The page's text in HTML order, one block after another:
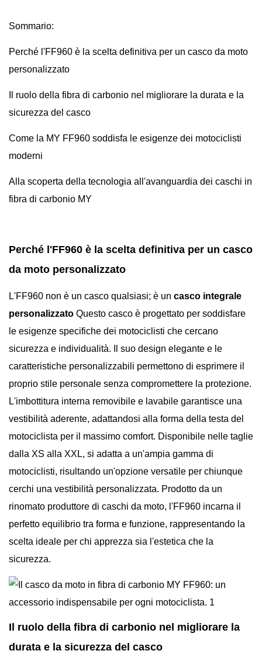
Sommario:
Perché l'FF960 è la scelta definitiva per un casco da moto
personalizzato
Il ruolo della fibra di carbonio nel migliorare la durata e la
sicurezza del casco
Come la MY FF960 soddisfa le esigenze dei motociclisti
moderni
Alla scoperta della tecnologia all'avanguardia dei caschi in
fibra di carbonio MY
Perché l'FF960 è la scelta definitiva per un casco
da moto personalizzato
L'FF960 non è un casco qualsiasi; è un casco integrale
personalizzato Questo casco è progettato per soddisfare
le esigenze specifiche dei motociclisti che cercano
sicurezza e individualità. Il suo design elegante e le
caratteristiche personalizzabili permettono di esprimere il
proprio stile personale senza compromettere la protezione.
L'imbottitura interna removibile e lavabile garantisce una
vestibilità aderente, adattandosi alla forma della testa del
motociclista per il massimo comfort. Disponibile nelle taglie
dalla XS alla XXL, si adatta a un'ampia gamma di
motociclisti, risultando un'opzione versatile per chiunque
cerchi una vestibilità personalizzata. Prodotto da un
rinomato produttore di caschi da moto, l'FF960 incarna il
perfetto equilibrio tra forma e funzione, rappresentando la
scelta ideale per chi apprezza sia l'estetica che la
sicurezza.
Il ruolo della fibra di carbonio nel migliorare la
durata e la sicurezza del casco